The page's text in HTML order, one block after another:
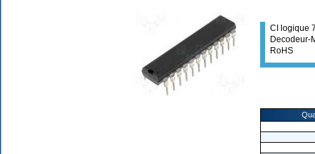
CI logique
Decodeur-
RoHS